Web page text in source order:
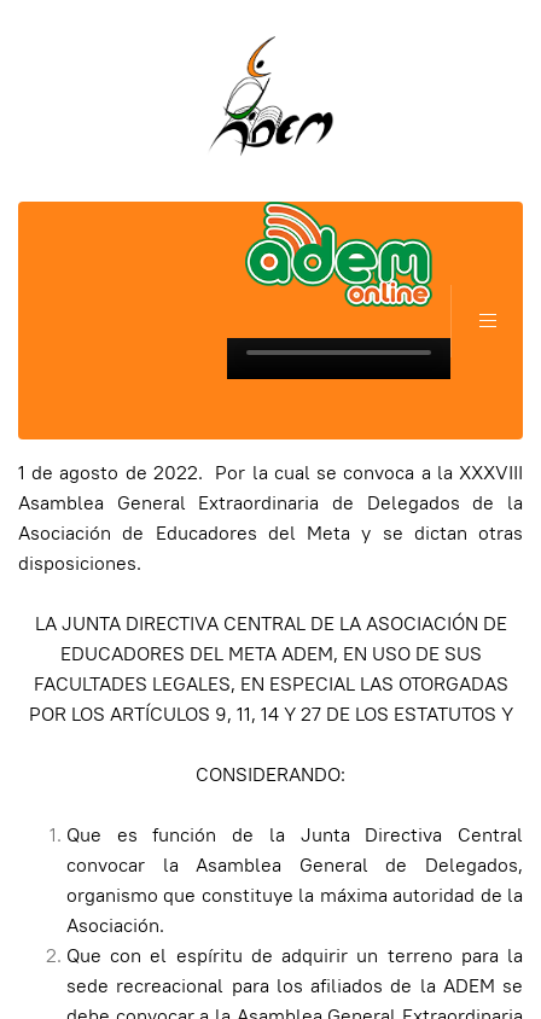
1 de agosto de 2022. Por la cual se convoca a la XXXVIII
Asamblea General Extraordinaria de Delegados de la
Asociación de Educadores del Meta y se dictan otras
disposiciones.
LA JUNTA DIRECTIVA CENTRAL DE LA ASOCIACIÓN DE
EDUCADORES DEL META ADEM, EN USO DE SUS
FACULTADES LEGALES, EN ESPECIAL LAS OTORGADAS
POR LOS ARTÍCULOS 9, 11, 14 Y 27 DE LOS ESTATUTOS Y
CONSIDERANDO:
Que es función de la Junta Directiva Central
convocar la Asamblea General de Delegados,
organismo que constituye la máxima autoridad de la
Asociación.
Que con el espíritu de adquirir un terreno para la
sede recreacional para los afiliados de la ADEM se